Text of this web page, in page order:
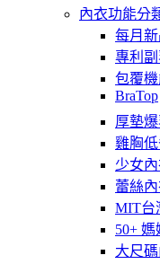
內衣功能分
每月
專利
包覆
BraTop
厚墊
雞胸
少女
蕾絲
MIT台
50+
大尺